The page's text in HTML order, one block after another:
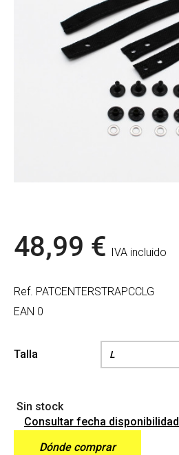
48,99 € IVA incluido
Ref. PATCENTERSTRAPCCLG
EAN 0
Talla
Sin stock
Consultar fecha disponibilidad
Dónde comprar